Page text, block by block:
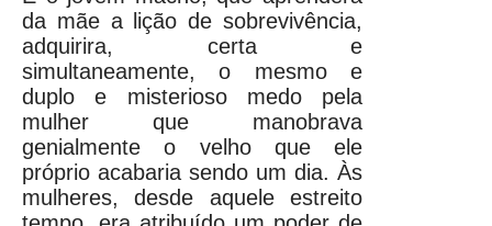
da mãe a lição de sobrevivência,
adquirira, certa e
simultaneamente, o mesmo e
duplo e misterioso medo pela
mulher que manobrava
genialmente o velho que ele
próprio acabaria sendo um dia. Às
mulheres, desde aquele estreito